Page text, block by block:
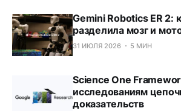
Gemini Robotics ER 2:
разделила мозг и
31 ИЮЛЯ 2026 5 МИН
Science One
исследованиям
доказательств